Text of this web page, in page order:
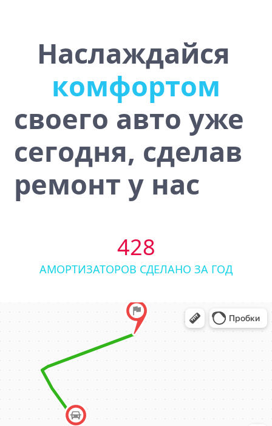
Наслаждайся
сточивостью
своего авто уже
сегодня, сделав
ремонт у нас
428
АМОРТИЗАТОРОВ СДЕЛАНО ЗА ГОД